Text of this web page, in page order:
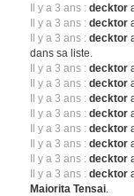
Il y a 3 ans : decktor
Il y a 3 ans : decktor
Il y a 3 ans : decktor
dans sa liste.
Il y a 3 ans : decktor
Il y a 3 ans : decktor
Il y a 3 ans : decktor
Il y a 3 ans : decktor
Il y a 3 ans : decktor
Il y a 3 ans : decktor
Il y a 3 ans : decktor
Il y a 3 ans : decktor
Maiorita Tensai.